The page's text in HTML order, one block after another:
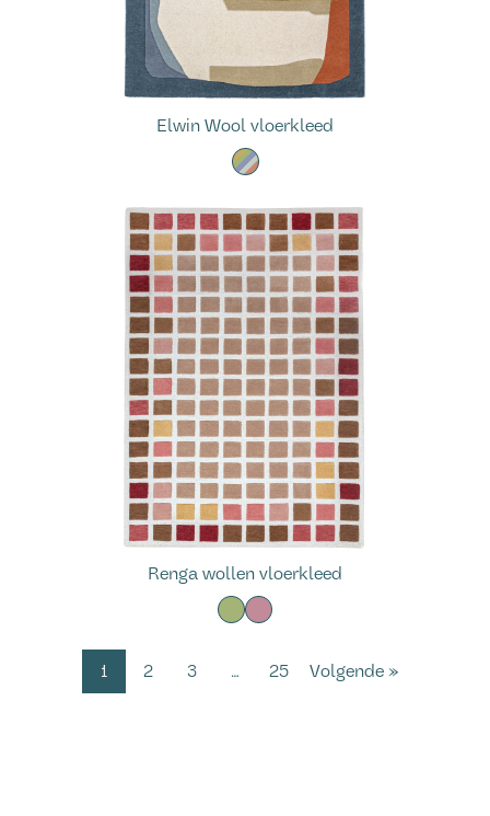
Elwin Wool vloerkleed
Renga wollen vloerkleed
1 2 3 … 25 Volgende »